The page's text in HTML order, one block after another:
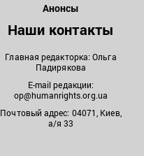
Анонсы
Наши контакты
Главная редакторка: Ольга
Падирякова
E-mail редакции:
op@humanrights.org.ua
Почтовый адрес: 04071, Киев,
а/я 33